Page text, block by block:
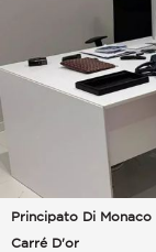
Principato Di Monaco
Carré D'or